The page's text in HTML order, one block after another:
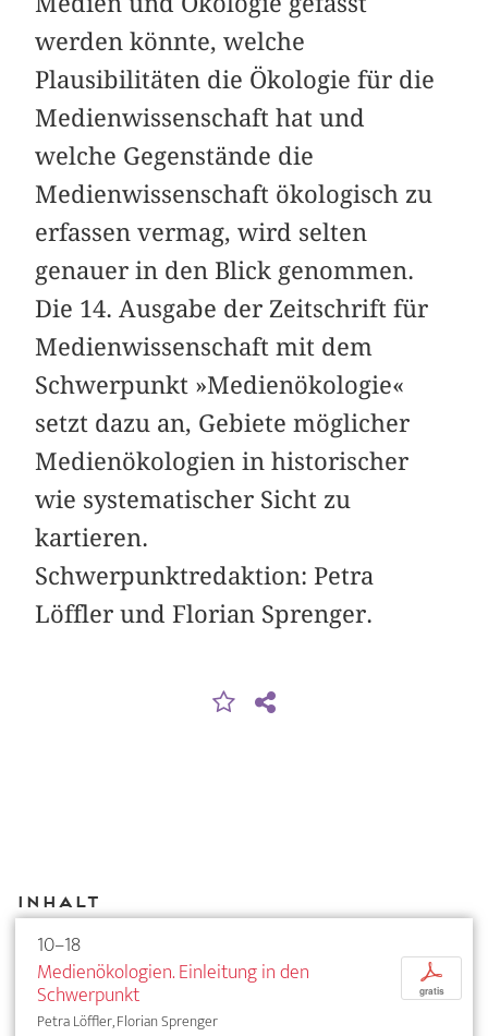
werden könnte, welche
Plausibilitäten die Ökologie für die
Medienwissenschaft hat und
welche Gegenstände die
Medienwissenschaft ökologisch zu
erfassen vermag, wird selten
genauer in den Blick genommen.
Die 14. Ausgabe der Zeitschrift für
Medienwissenschaft mit dem
Schwerpunkt »Medienökologie«
setzt dazu an, Gebiete möglicher
Medienökologien in historischer
wie systematischer Sicht zu
kartieren.
Schwerpunktredaktion: Petra
Löffler und Florian Sprenger.
Inhalt
10–18
Medienökologien. Einleitung in den
Schwerpunkt
Petra Löffler, Florian Sprenger
p
gratis